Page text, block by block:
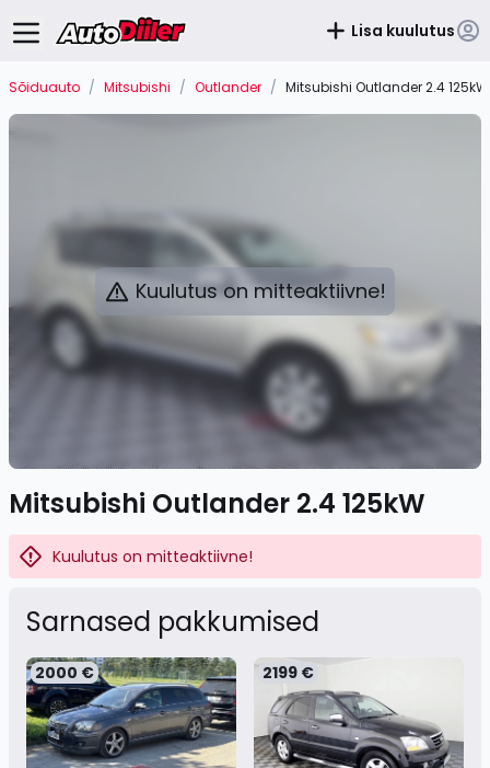
Lisa kuulutus
Sõiduauto / Mitsubishi / Outlander / Mitsubishi Outlander 2.4 125kW
Kuulutus on mitteaktiivne!
Mitsubishi Outlander 2.4 125kW
Kuulutus on mitteaktiivne!
Sarnased pakkumised
2000 € 2199 €